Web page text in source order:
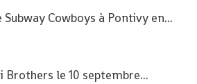
Cowboys à Pontivy en...
le 10 septembre...